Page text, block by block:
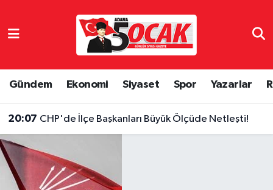
Gündem Ekonomi Siyaset Spor Yazarlar
20:07 CHP'de İlçe Başkanları Büyük Ölçüde Netleşti!
Eğitim
Hava Durumu
Son Dakika Haberleri